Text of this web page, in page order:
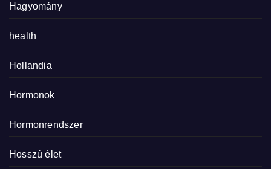
Hagyomány
health
Hollandia
Hormonok
Hormonrendszer
Hosszú élet